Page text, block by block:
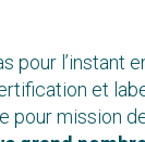
pour l’instant
et
pour mission